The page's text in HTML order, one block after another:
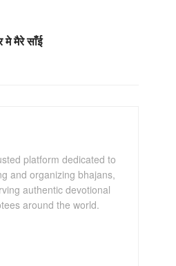
मैरे साँई
platform dedicated to
and organizing bhajans,
authentic devotional
around the world.